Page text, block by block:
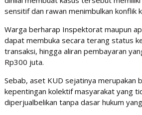
sensitif dan rawan menimbulkan konflik
Warga berharap Inspektorat maupun
dapat membuka secara terang status
transaksi, hingga aliran pembayaran
Rp300 juta.
Sebab, aset KUD sejatinya merupakan
kepentingan kolektif masyarakat yang
diperjualbelikan tanpa dasar hukum